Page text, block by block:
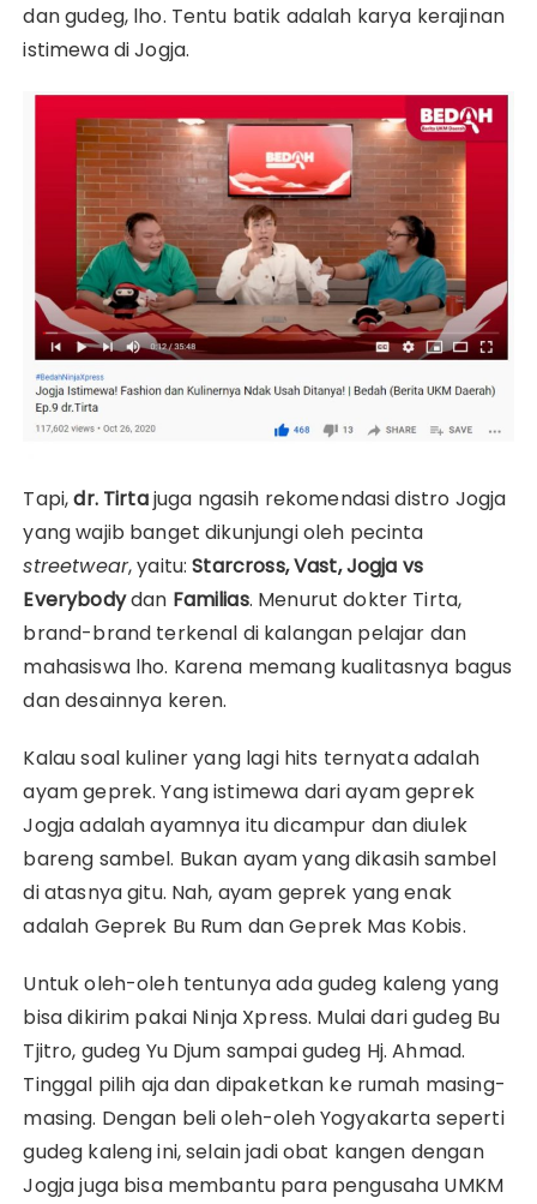
dan gudeg, lho. Tentu batik adalah karya kerajinan
istimewa di Jogja.
Tapi,dr. Tirtajuga ngasih rekomendasi distro Jogja
yang wajib banget dikunjungi oleh pecinta
streetwear, yaitu:Starcross, Vast, Jogja vs
Everybodydan Familias. Menurut dokter Tirta,
brand-brand terkenal di kalangan pelajar dan
mahasiswa lho. Karena memang kualitasnya bagus
dan desainnya keren.
Kalau soal kuliner yang lagi hits ternyata adalah
ayam geprek. Yang istimewa dari ayam geprek
Jogja adalah ayamnya itu dicampur dan diulek
bareng sambel. Bukan ayam yang dikasih sambel
di atasnya gitu. Nah, ayam geprek yang enak
adalah Geprek Bu Rum dan Geprek Mas Kobis.
Untuk oleh-oleh tentunya ada gudeg kaleng yang
bisa dikirim pakai Ninja Xpress. Mulai dari gudeg Bu
Tjitro, gudeg Yu Djum sampai gudeg Hj. Ahmad.
Tinggal pilih aja dan dipaketkan ke rumah masing-
masing. Dengan beli oleh-oleh Yogyakarta seperti
gudeg kaleng ini, selain jadi obat kangen dengan
Jogja juga bisa membantu para pengusaha UMKM